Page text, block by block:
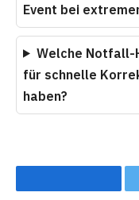
Event bei
Welche
für schnelle
haben?
Facebook